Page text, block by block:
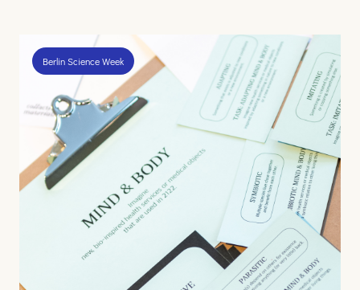
Berlin Science Week